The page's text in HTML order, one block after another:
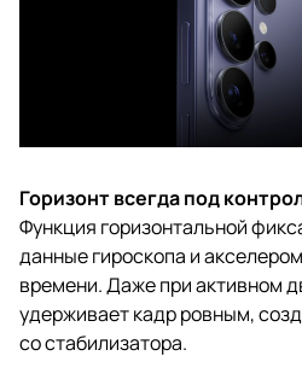
Горизонт всегда под
Функция горизонтальной
данные гироскопа и
времени. Даже при активном
удерживает кадр ровным,
со стабилизатора.